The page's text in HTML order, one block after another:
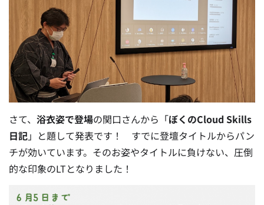
さて、 浴衣姿で登場の関口さんから「ぼくのCloud Skills
日記」と題して発表です！ すでに登壇タイトルからパン
チが効いています。そのお姿やタイトルに負けない、圧倒
的な印象のLTとなりました！